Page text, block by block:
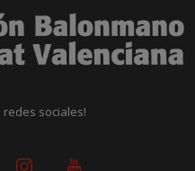
redes sociales!